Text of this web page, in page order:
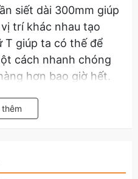
siết dài 300mm giúp
trí khác nhau tạo
T giúp ta có thế để
cách nhanh chóng
hơn bao giờ hết.
để biết thêm thông
trượt 1/2 Kingtony
thêm